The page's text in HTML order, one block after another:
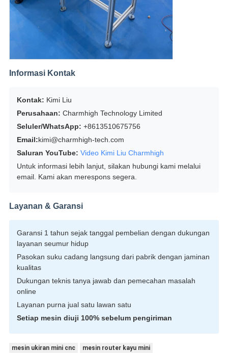
Informasi Kontak
Kontak: Kimi Liu
Perusahaan: Charmhigh Technology Limited
Seluler/WhatsApp: +8613510675756
Email:kimi@charmhigh-tech.com
Saluran YouTube: Video Kimi Liu Charmhigh
Untuk informasi lebih lanjut, silakan hubungi kami melalui
email. Kami akan merespons segera.
Layanan & Garansi
Garansi 1 tahun sejak tanggal pembelian dengan dukungan
layanan seumur hidup
Pasokan suku cadang langsung dari pabrik dengan jaminan
kualitas
Dukungan teknis tanya jawab dan pemecahan masalah
online
Layanan purna jual satu lawan satu
Setiap mesin diuji 100% sebelum pengiriman
mesin ukiran mini cnc
mesin router kayu mini